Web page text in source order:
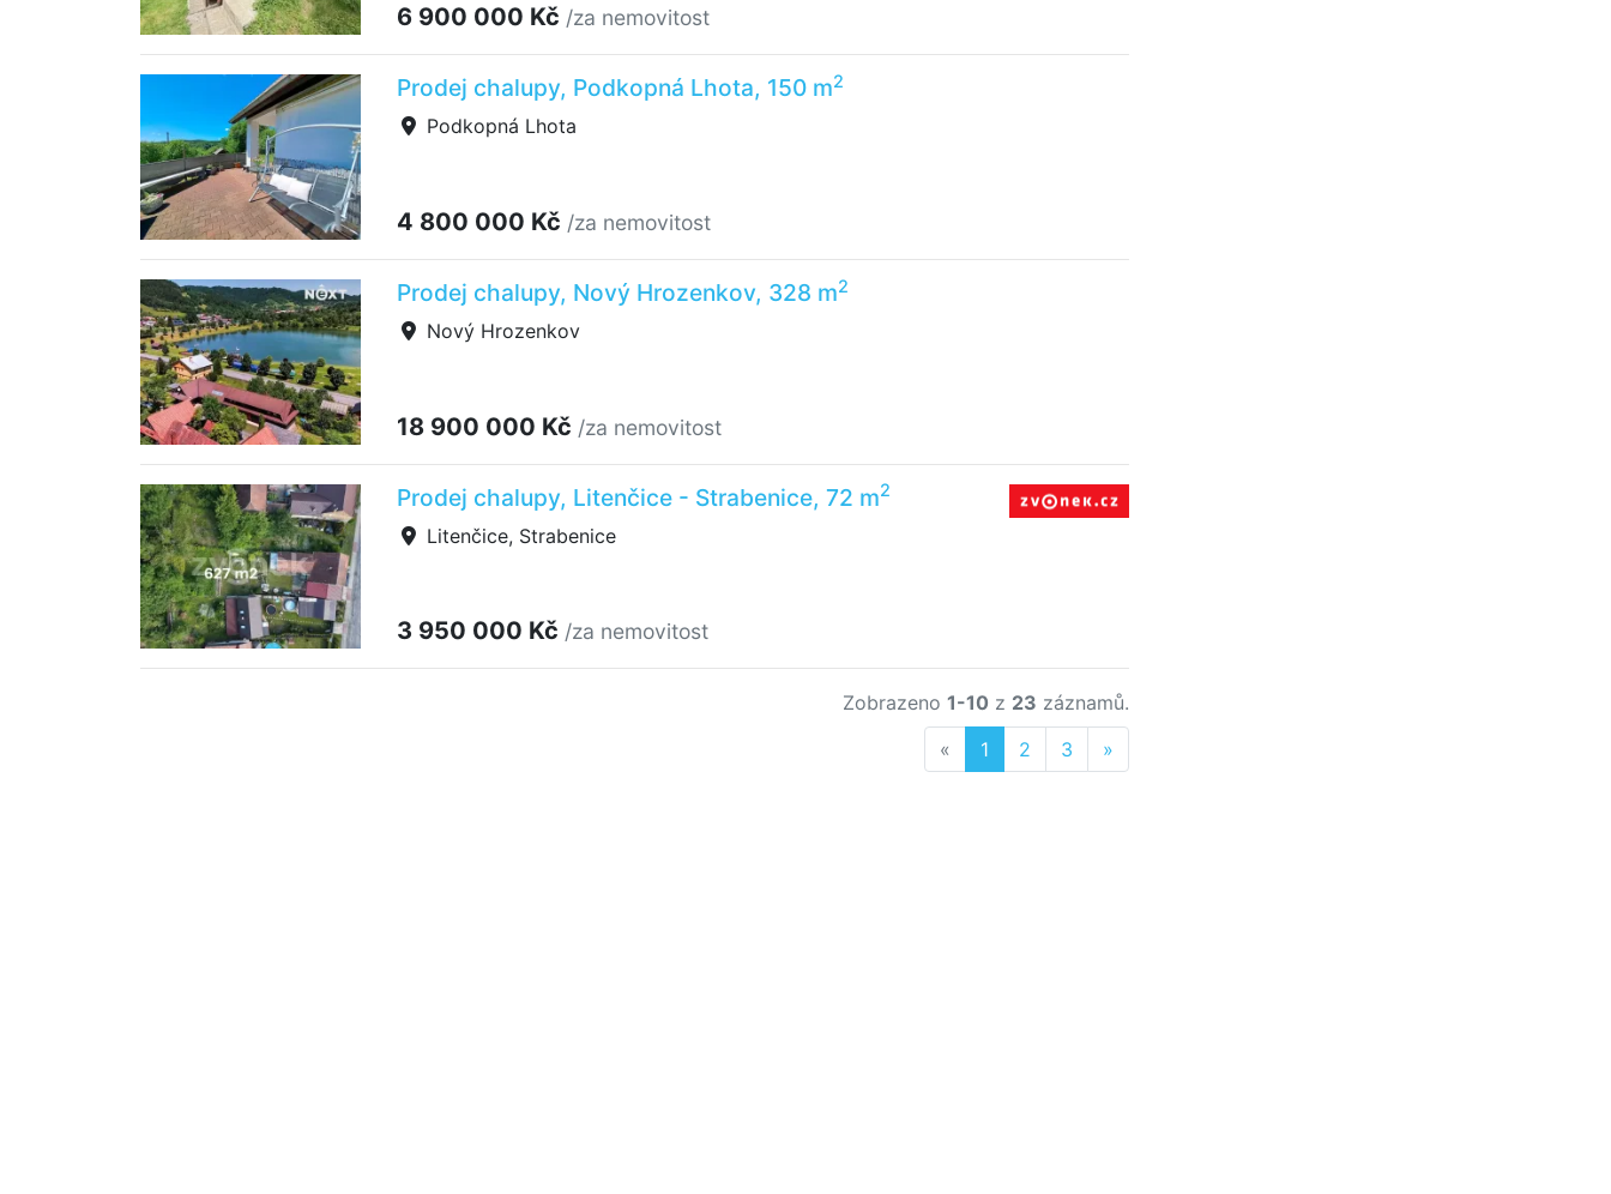
6 900 000 Kč /za nemovitost
Prodej chalupy, Podkopná Lhota, 150 m2
Podkopná Lhota
4 800 000 Kč /za nemovitost
Prodej chalupy, Nový Hrozenkov, 328 m2
Nový Hrozenkov
18 900 000 Kč /za nemovitost
Prodej chalupy, Litenčice - Strabenice, 72 m2
Litenčice, Strabenice
3 950 000 Kč /za nemovitost
Zobrazeno 1-10 z 23 záznamů.
« Previous
1 2 3 »